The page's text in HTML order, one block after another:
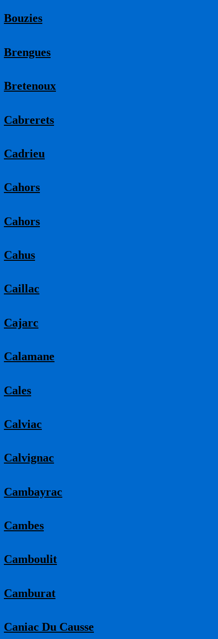
Bouzies
Brengues
Bretenoux
Cabrerets
Cadrieu
Cahors
Cahors
Cahus
Caillac
Cajarc
Calamane
Cales
Calviac
Calvignac
Cambayrac
Cambes
Camboulit
Camburat
Caniac Du Causse